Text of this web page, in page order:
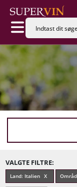
VALGTE FILTRE:
Land: Italien